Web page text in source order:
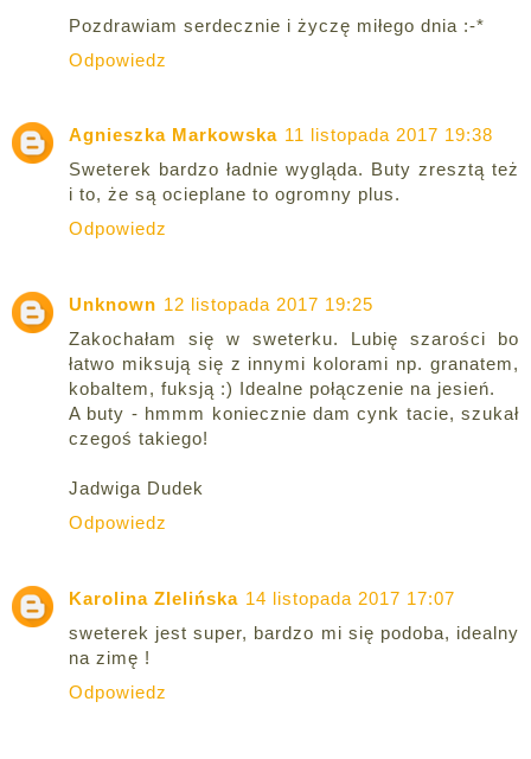
Pozdrawiam serdecznie i życzę miłego dnia :-*
Odpowiedz
Agnieszka Markowska 11 listopada 2017 19:38
Sweterek bardzo ładnie wygląda. Buty zresztą też
i to, że są ocieplane to ogromny plus.
Odpowiedz
Unknown 12 listopada 2017 19:25
Zakochałam się w sweterku. Lubię szarości bo
łatwo miksują się z innymi kolorami np. granatem,
kobaltem, fuksją :) Idealne połączenie na jesień.
A buty - hmmm koniecznie dam cynk tacie, szukał
czegoś takiego!
Jadwiga Dudek
Odpowiedz
Karolina ZIelińska 14 listopada 2017 17:07
sweterek jest super, bardzo mi się podoba, idealny
na zimę !
Odpowiedz